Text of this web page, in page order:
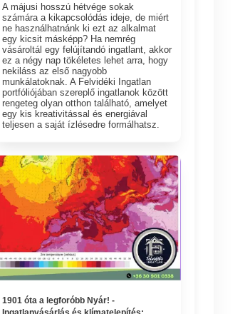
A májusi hosszú hétvége sokak
számára a kikapcsolódás ideje, de miért
ne használhatnánk ki ezt az alkalmat
egy kicsit másképp? Ha nemrég
vásároltál egy felújítandó ingatlant, akkor
ez a négy nap tökéletes lehet arra, hogy
nekiláss az első nagyobb
munkálatoknak. A Felvidéki Ingatlan
portfóliójában szereplő ingatlanok között
rengeteg olyan otthon található, amelyet
egy kis kreativitással és energiával
teljesen a saját ízlésedre formálhatsz.
1901 óta a legforóbb Nyár! -
Ingatlanvásárlás és klímatelepítés: